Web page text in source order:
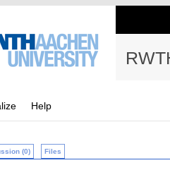
Help
(0) Files